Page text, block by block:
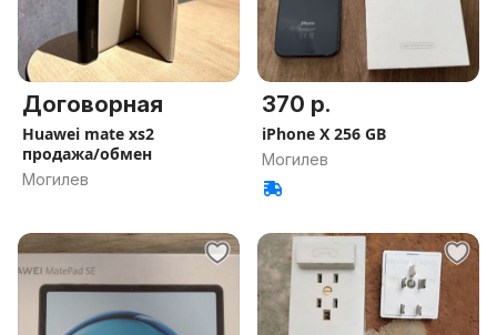
Договорная
Huawei mate xs2
продажа/обмен
Могилев
370 р.
iPhone X 256 GB
Могилев